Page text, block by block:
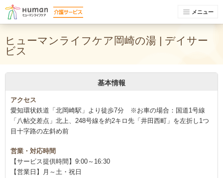
メニュー
ヒューマンライフケア岡崎の湯 | デイサー
ビス
基本情報
アクセス
愛知環状鉄道「北岡崎駅」より徒歩7分 ※お車の場合：国道1号線
「八帖交差点」北上、248号線を約2キロ先「井田西町」を左折し1つ
目十字路の左斜め前
営業・対応時間
【サービス提供時間】9:00～16:30
【営業日】月～土・祝日